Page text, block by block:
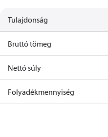
Tulajdonság
Bruttó tömeg
Nettó súly
Folyadékmennyiség